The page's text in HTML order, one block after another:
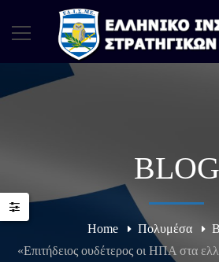
BLOG
Home Πολυμέσα
«Επιτήδειος ουδέτερος οι ΗΠΑ στα